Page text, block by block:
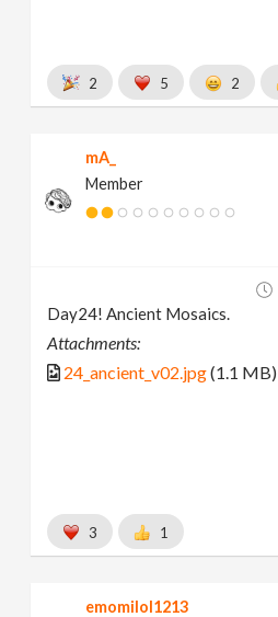
2 5 2
mA_
Member
Day24! Ancient Mosaics.
Attachments:
24_ancient_v02.jpg(1.1 MB)
3 1
emomilol1213